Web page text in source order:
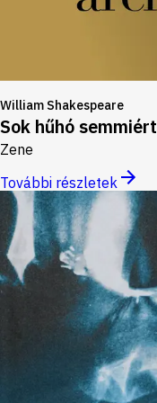
William Shakespeare
Sok hűhó semmiért
Zene
További részletek